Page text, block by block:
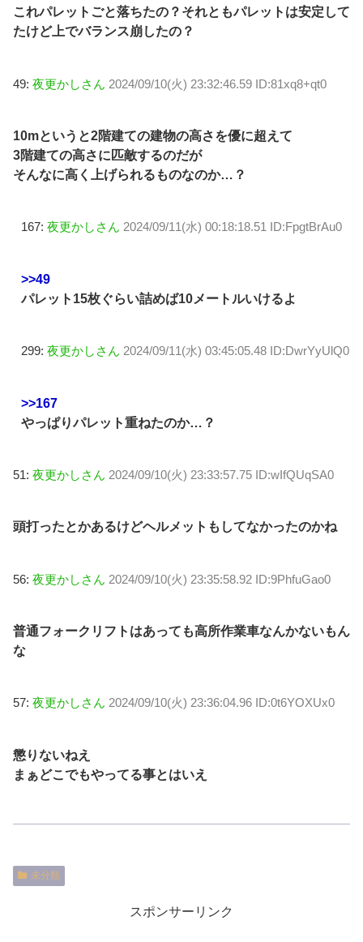
これパレットごと落ちたの？それともパレットは安定して
たけど上でバランス崩したの？
49: 夜更かしさん 2024/09/10(火) 23:32:46.59 ID:81xq8+qt0
10mというと2階建ての建物の高さを優に超えて
3階建ての高さに匹敵するのだが
そんなに高く上げられるものなのか…？
167: 夜更かしさん 2024/09/11(水) 00:18:18.51 ID:FpgtBrAu0
>>49
パレット15枚ぐらい詰めば10メートルいけるよ
299: 夜更かしさん 2024/09/11(水) 03:45:05.48 ID:DwrYyUlQ0
>>167
やっぱりパレット重ねたのか…？
51: 夜更かしさん 2024/09/10(火) 23:33:57.75 ID:wIfQUqSA0
頭打ったとかあるけどヘルメットもしてなかったのかね
56: 夜更かしさん 2024/09/10(火) 23:35:58.92 ID:9PhfuGao0
普通フォークリフトはあっても高所作業車なんかないもん
な
57: 夜更かしさん 2024/09/10(火) 23:36:04.96 ID:0t6YOXUx0
懲りないねえ
まぁどこでもやってる事とはいえ
未分類
スポンサーリンク